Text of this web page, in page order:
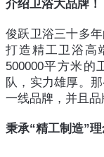
介绍卫浴大品牌！
俊跃卫浴三十多
打造精工卫浴高
500000平方米的
队，实力雄厚。
一线品牌，并且品
秉承“精工制造”